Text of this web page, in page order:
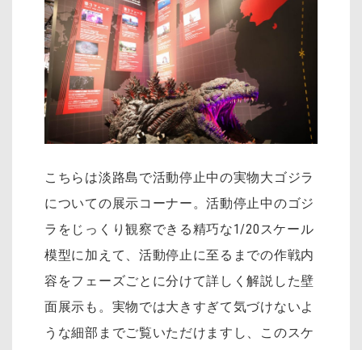
こちらは淡路島で活動停止中の実物大ゴジラ
についての展示コーナー。活動停止中のゴジ
ラをじっくり観察できる精巧な1/20スケール
模型に加えて、活動停止に至るまでの作戦内
容をフェーズごとに分けて詳しく解説した壁
面展示も。実物では大きすぎて気づけないよ
うな細部までご覧いただけますし、このスケ